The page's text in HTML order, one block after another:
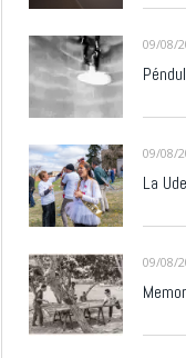
09/08/
09/08/
La
09/08/